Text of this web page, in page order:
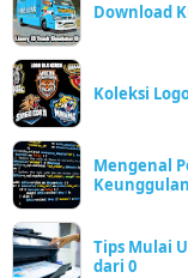
Download
Koleksi
Mengenal
Tips Mulai
dari 0